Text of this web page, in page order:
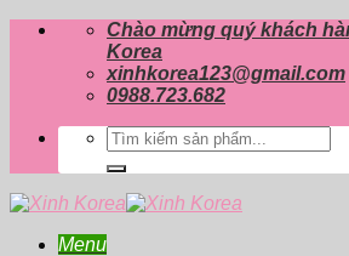
Skip
Chào mừng quý khách
Korea
xinhkorea123@gmail.com
0988.723.682
Tìm
kiếm:
Menu